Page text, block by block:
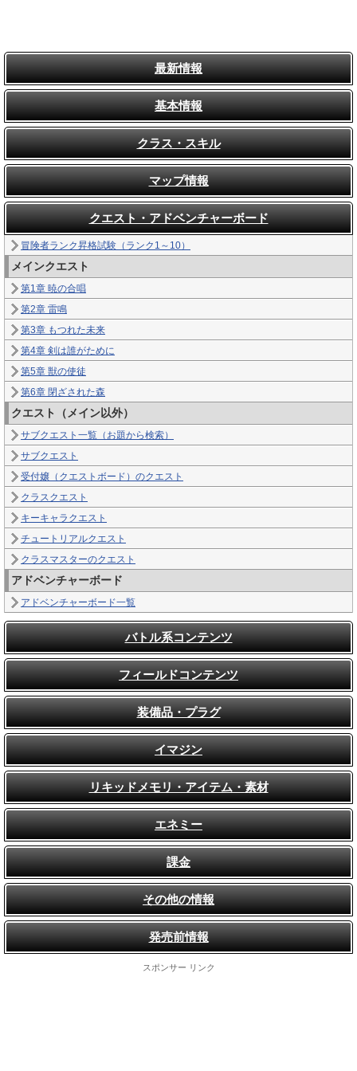
最新情報
基本情報
クラス・スキル
マップ情報
クエスト・アドベンチャーボード
冒険者ランク昇格試験（ランク1～10）
メインクエスト
第1章 暁の合唱
第2章 雷鳴
第3章 もつれた未来
第4章 剣は誰がために
第5章 獣の使徒
第6章 閉ざされた森
クエスト（メイン以外）
サブクエスト一覧（お題から検索）
サブクエスト
受付嬢（クエストボード）のクエスト
クラスクエスト
キーキャラクエスト
チュートリアルクエスト
クラスマスターのクエスト
アドベンチャーボード
アドベンチャーボード一覧
バトル系コンテンツ
フィールドコンテンツ
装備品・プラグ
イマジン
リキッドメモリ・アイテム・素材
エネミー
課金
その他の情報
発売前情報
スポンサー リンク